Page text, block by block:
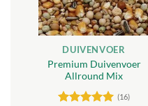
DUIVENVOER
Premium Duivenvoer
Allround Mix
(16)